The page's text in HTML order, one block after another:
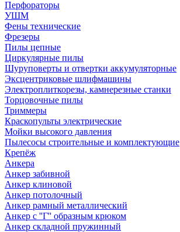
Перфораторы
УШМ
Фены технические
Фрезеры
Пилы цепные
Циркулярные пилы
Шуруповерты и отвертки аккумуляторные
Эксцентриковые шлифмашины
Электроплиткорезы, камнерезные станки
Торцовочные пилы
Триммеры
Краскопульты электрические
Мойки высокого давления
Пылесосы строительные и комплектующие
Крепёж
Анкера
Анкер забивной
Анкер клиновой
Анкер потолочный
Анкер рамный металлический
Анкер с ''Г'' образным крюком
Анкер складной пружинный